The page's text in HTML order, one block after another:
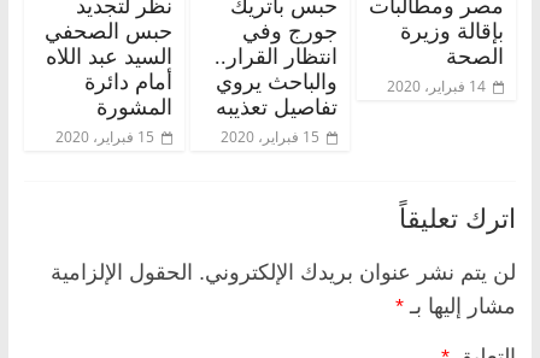
مصر ومطالبات
بإقالة وزيرة
الصحة
14 فبراير، 2020
حبس باتريك
جورج وفي
انتظار القرار..
والباحث يروي
تفاصيل تعذيبه
15 فبراير، 2020
نظر لتجديد
حبس الصحفي
السيد عبد اللاه
أمام دائرة
المشورة
15 فبراير، 2020
اترك تعليقاً
لن يتم نشر عنوان بريدك الإلكتروني. الحقول الإلزامية
مشار إليها بـ *